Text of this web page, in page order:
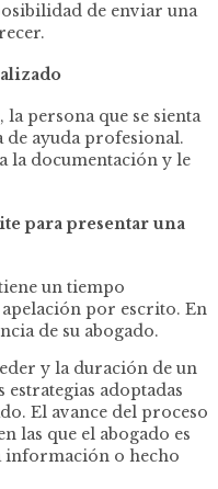
de enviar una
la persona que se sienta
de ayuda profesional.
la documentación y le
para presentar una
un tiempo
por escrito. En
de su abogado.
y la duración de un
adoptadas
El avance del proceso
las que el abogado es
información o hecho